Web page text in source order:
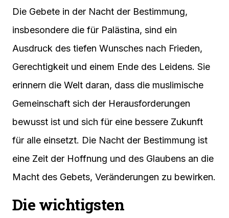
Die Gebete in der Nacht der Bestimmung,
insbesondere die für Palästina, sind ein
Ausdruck des tiefen Wunsches nach Frieden,
Gerechtigkeit und einem Ende des Leidens. Sie
erinnern die Welt daran, dass die muslimische
Gemeinschaft sich der Herausforderungen
bewusst ist und sich für eine bessere Zukunft
für alle einsetzt. Die Nacht der Bestimmung ist
eine Zeit der Hoffnung und des Glaubens an die
Macht des Gebets, Veränderungen zu bewirken.
Die wichtigsten